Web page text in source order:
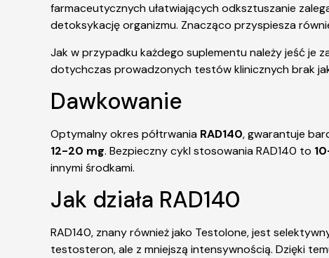
farmaceutycznych ułatwiających odksztuszanie
detoksykację organizmu. Znacząco przyspiesza
Jak w przypadku każdego suplementu należy jeść je
dotychczas prowadzonych testów klinicznych brak
Dawkowanie
Optymalny okres półtrwania RAD140, gwarantuje
12-20 mg. Bezpieczny cykl stosowania RAD140 to
innymi środkami.
Jak działa RAD140
RAD140, znany również jako Testolone, jest
testosteron, ale z mniejszą intensywnością. Dzięki